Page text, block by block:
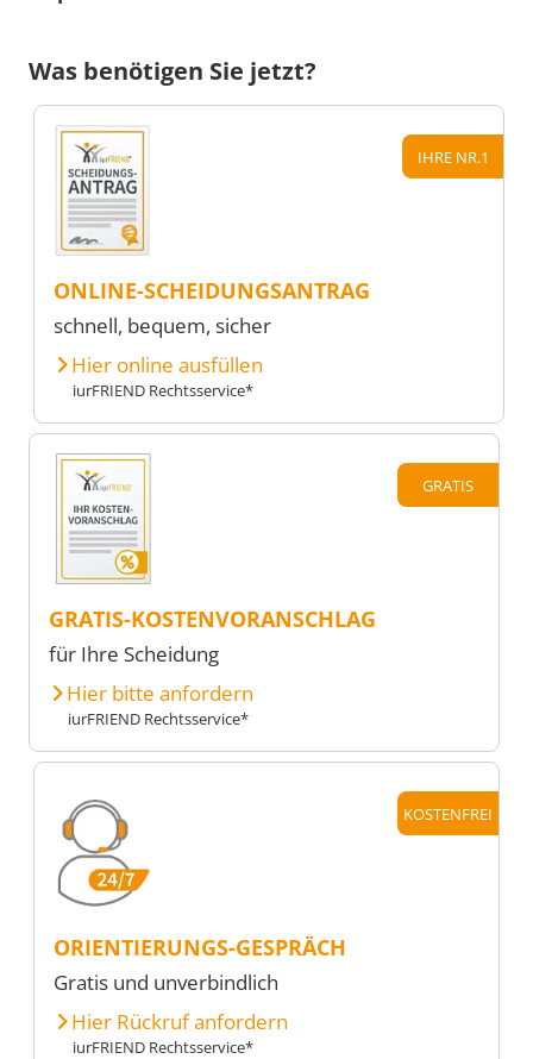
Was benötigen Sie jetzt?
IHRE NR.1
ONLINE-SCHEIDUNGSANTRAG
schnell, bequem, sicher
Hier online ausfüllen
iurFRIEND Rechtsservice*
GRATIS
GRATIS-KOSTENVORANSCHLAG
für Ihre Scheidung
Hier bitte anfordern
iurFRIEND Rechtsservice*
KOSTENFREI
ORIENTIERUNGS-GESPRÄCH
Gratis und unverbindlich
Hier Rückruf anfordern
iurFRIEND Rechtsservice*